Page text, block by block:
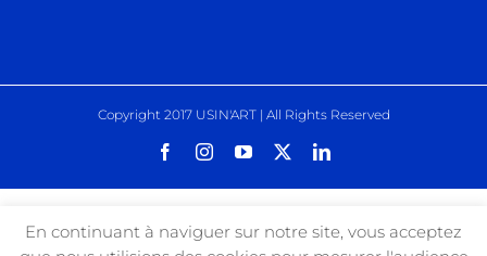
Copyright 2017 USIN'ART | All Rights Reserved
FacebookInstagramYouTube LinkedIn
En continuant à naviguer sur notre site, vous acceptez